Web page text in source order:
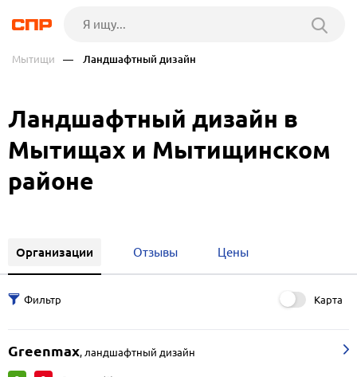
Мытищи — Ландшафтный дизайн
Ландшафтный дизайн в
Мытищах и Мытищинском
районе
Организации Отзывы Цены
Карта
Greenmax,ландшафтный дизайн